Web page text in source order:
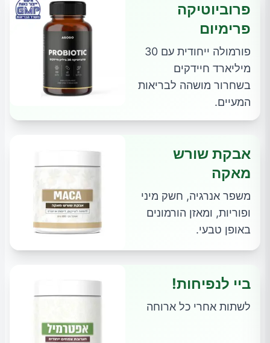
פרוביוטיקה
פרימיום
פורמולה ייחודית עם 30
מיליארד חיידקים
בשחרור מושהה לבריאות
המעיים.
אבקת שורש
מאקה
משפר אנרגיה, חשק מיני
ופוריות, ומאזן הורמונים
באופן טבעי.
ביי לנפיחות!
לשתות אחרי כל ארוחה